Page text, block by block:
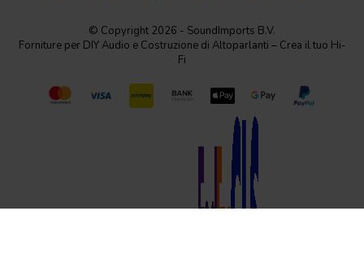
© Copyright 2026 - SoundImports B.V.
Forniture per DIY Audio e Costruzione di Altoparlanti – Crea il tuo Hi-
Fi